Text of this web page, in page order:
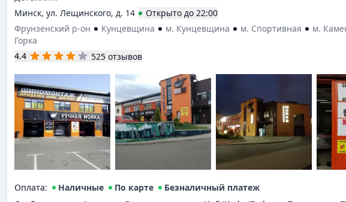
Минск, ул. Лещинского, д. 14
Открыто до 22:00
Фрунзенский р-он
Кунцевщина м. Кунцевщина м. Спортивная
м.
Горка
4.4
525 отзывов
Оплата: Наличные По карте
Безналичный платеж